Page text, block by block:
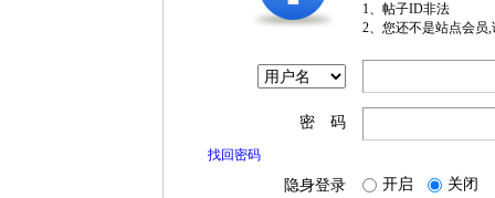
1、帖子ID非法
2、您还不是站点会员
密 码
找回密码
隐身登录 开启 关闭